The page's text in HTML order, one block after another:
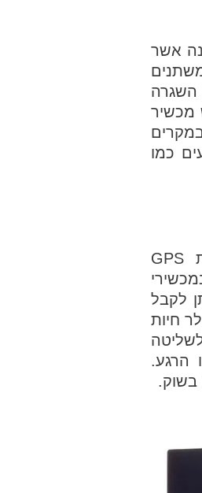
אשר
מכשיר
כמו
טכנולוגיית המעקב שאנו מתבססים עליה כיום היא טכנולוגיית GPS
לקבל
חיות
הרגע.
בשוק.